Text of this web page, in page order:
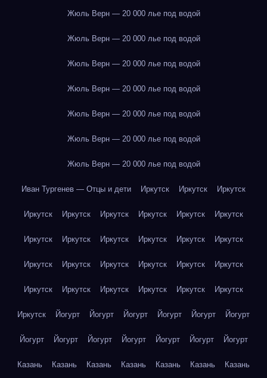
Жюль Верн — 20 000 лье под водой
Жюль Верн — 20 000 лье под водой
Жюль Верн — 20 000 лье под водой
Жюль Верн — 20 000 лье под водой
Жюль Верн — 20 000 лье под водой
Жюль Верн — 20 000 лье под водой
Жюль Верн — 20 000 лье под водой
Иван Тургенев — Отцы и дети Иркутск Иркутск Иркутск
Иркутск Иркутск Иркутск Иркутск Иркутск Иркутск
Иркутск Иркутск Иркутск Иркутск Иркутск Иркутск
Иркутск Иркутск Иркутск Иркутск Иркутск Иркутск
Иркутск Иркутск Иркутск Иркутск Иркутск Иркутск
Иркутск Йогурт Йогурт Йогурт Йогурт Йогурт Йогурт
Йогурт Йогурт Йогурт Йогурт Йогурт Йогурт Йогурт
Казань Казань Казань Казань Казань Казань Казань